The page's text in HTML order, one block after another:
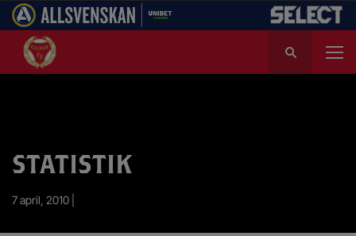
k
STATISTIK
7 april, 2010 |